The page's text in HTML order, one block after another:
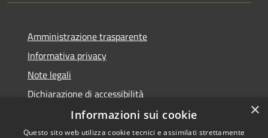
Amministrazione trasparente
Informativa privacy
Note legali
Dichiarazione di accessibilità
×
Informazioni sui cookie
Questo sito web utilizza cookie tecnici e assimilati strettamente